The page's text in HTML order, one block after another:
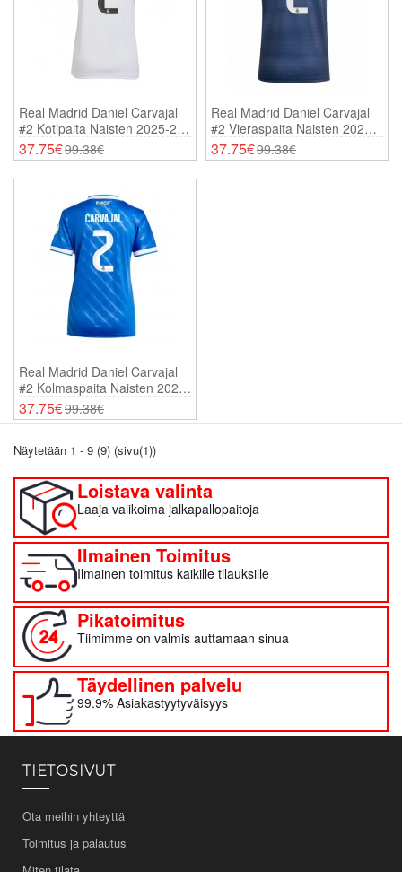
Real Madrid Daniel Carvajal
#2 Kotipaita Naisten 2025-26
Lyhythihainen
37.75€99.38€
Real Madrid Daniel Carvajal
#2 Vieraspaita Naisten 2025-
26 Lyhythihainen
37.75€99.38€
Real Madrid Daniel Carvajal
#2 Kolmaspaita Naisten 2025-
26 Lyhythihainen
37.75€99.38€
Näytetään 1 - 9 (9) (sivu(1))
Loistava valinta
Laaja valikoima jalkapallopaitoja
Ilmainen Toimitus
Ilmainen toimitus kaikille tilauksille
Pikatoimitus
Tiimimme on valmis auttamaan sinua
Täydellinen palvelu
99.9% Asiakastyytyväisyys
TIETOSIVUT
Ota meihin yhteyttä
Toimitus ja palautus